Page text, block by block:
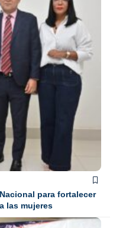
para fortalecer
las mujeres